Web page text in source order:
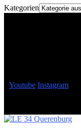
Kategorien
Youtube Instagram